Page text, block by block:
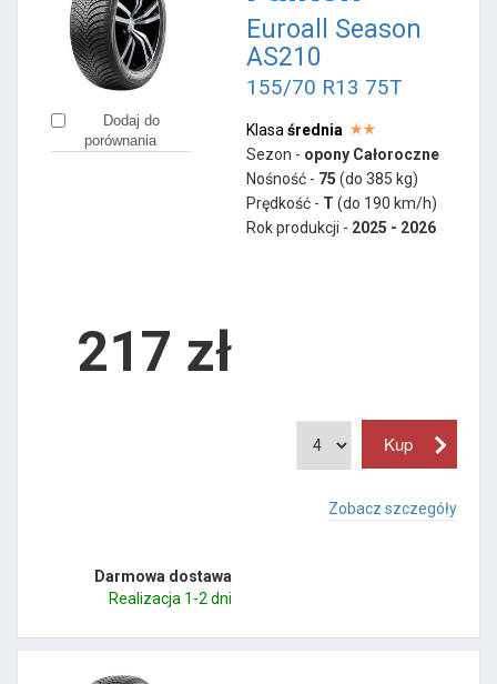
Dodaj do
porównania
Euroall Season
AS210
155/70 R13 75T
Klasa średnia
Sezon - opony Całoroczne
Nośność - 75 (do 385 kg)
Prędkość - T (do 190 km/h)
Rok produkcji - 2025 - 2026
217 zł
Zobacz szczegóły
Darmowa dostawa
Realizacja 1-2 dni